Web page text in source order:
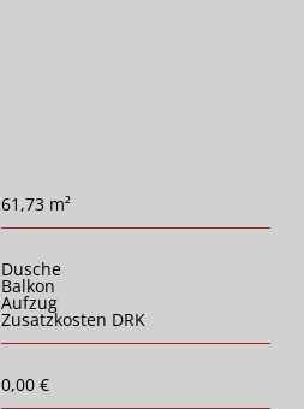
61,73 m²
Dusche
Balkon
Aufzug
Zusatzkosten DRK
0,00 €